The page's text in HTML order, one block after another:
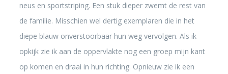
neus en sportstriping. Een stuk dieper zwemt de rest van
de familie. Misschien wel dertig exemplaren die in het
diepe blauw onverstoorbaar hun weg vervolgen. Als ik
opkijk zie ik aan de oppervlakte nog een groep mijn kant
op komen en draai in hun richting. Opnieuw zie ik een